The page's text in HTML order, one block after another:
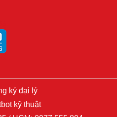
Right Reserved. Developed by
ký đại lý
kỹ thuật